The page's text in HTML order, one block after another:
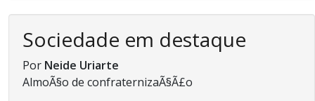
Sociedade em destaque
Por Neide Uriarte
AlmoÃ§o de confraternizaÃ§Ã£o